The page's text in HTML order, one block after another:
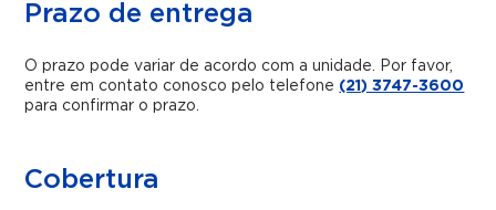
Prazo de entrega
O prazo pode variar de acordo com a unidade. Por favor,
entre em contato conosco pelo telefone (21) 3747-3600
para confirmar o prazo.
Cobertura